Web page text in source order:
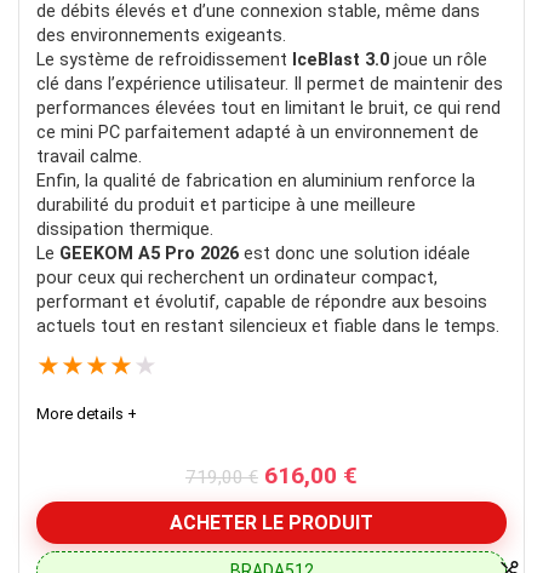
de débits élevés et d’une connexion stable, même dans
des environnements exigeants.
Le système de refroidissement IceBlast 3.0 joue un rôle
clé dans l’expérience utilisateur. Il permet de maintenir des
performances élevées tout en limitant le bruit, ce qui rend
ce mini PC parfaitement adapté à un environnement de
travail calme.
Enfin, la qualité de fabrication en aluminium renforce la
durabilité du produit et participe à une meilleure
dissipation thermique.
Le GEEKOM A5 Pro 2026 est donc une solution idéale
pour ceux qui recherchent un ordinateur compact,
performant et évolutif, capable de répondre aux besoins
actuels tout en restant silencieux et fiable dans le temps.
★★★★ ★
More details +
719,00€ Le
prix
initial
était :
616,00 €
prix
actuel
est :
ACHETER LE PRODUIT